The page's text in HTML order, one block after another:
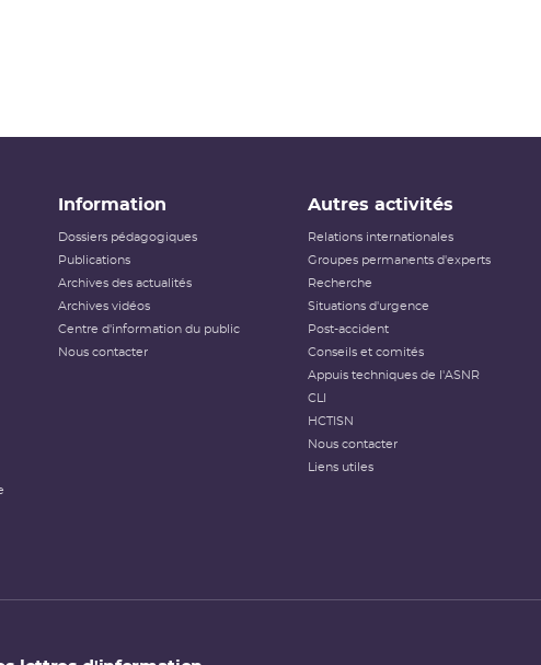
Information
Dossiers pédagogiques
Publications
Archives des actualités
Archives vidéos
Centre d'information du public
Nous contacter
Autres activités
Relations internationales
Groupes permanents d'experts
Recherche
Situations d'urgence
Post-accident
Conseils et comités
Appuis techniques de l'ASNR
CLI
HCTISN
Nous contacter
Liens utiles